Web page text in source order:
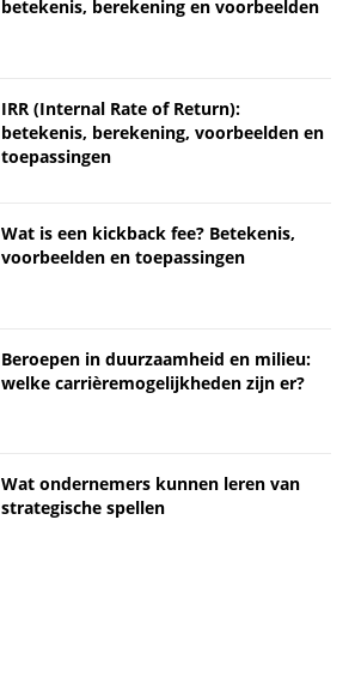
betekenis, berekening en voorbeelden
IRR (Internal Rate of Return):
betekenis, berekening, voorbeelden en
toepassingen
Wat is een kickback fee? Betekenis,
voorbeelden en toepassingen
Beroepen in duurzaamheid en milieu:
welke carrièremogelijkheden zijn er?
Wat ondernemers kunnen leren van
strategische spellen